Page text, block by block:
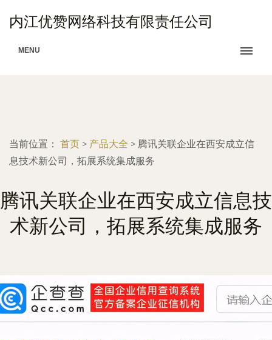
内江优赞网络科技有限责任公司
MENU
当前位置： 首页 > 产品大全 > 腾讯关联企业在西安成立信
息技术新公司，拓展系统集成服务
腾讯关联企业在西安成立信息技
术新公司，拓展系统集成服务